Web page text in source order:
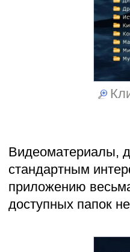
Видеоматериалы,
стандартным
приложению
доступных папок